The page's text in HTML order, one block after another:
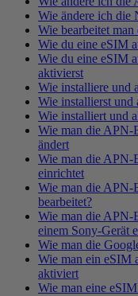
Wie ändere ich die
Wie bearbeitet
Wie du eine eSIM
Wie du eine eSIM
aktivierst
Wie installiere und
Wie installierst und
Wie installiert und
Wie man die APN-
ändert
Wie man die APN-
einrichtet
Wie man die APN-
bearbeitet?
Wie man die APN-
einem Sony-Gerät
Wie man die
Wie man ein eSIM
aktiviert
Wie man eine